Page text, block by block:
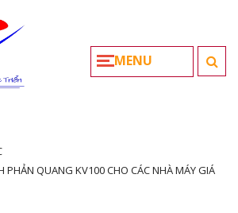
MENU
PHẢN QUANG KV100 CHO CÁC NHÀ MÁY GIÁ